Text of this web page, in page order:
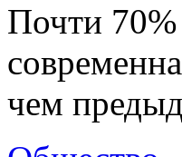
Почти
чем